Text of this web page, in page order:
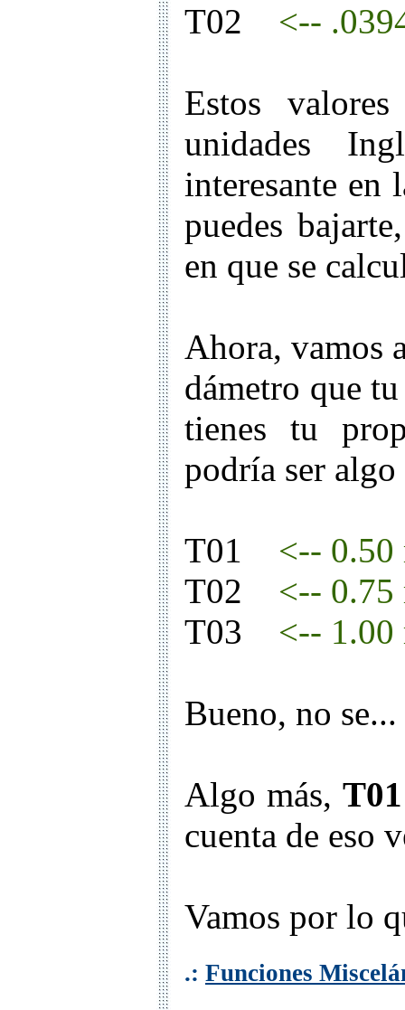
T02 <--
Estos
unidades
interesante en
puedes
en que se
Ahora, vamos
dámetro que
tienes tu
podría ser algo
T01
<-- 0.50
T02
<-- 0.75
T03
<-- 1.00
Bueno, no
Algo más, T01
cuenta de eso
Vamos por lo
.: Funciones